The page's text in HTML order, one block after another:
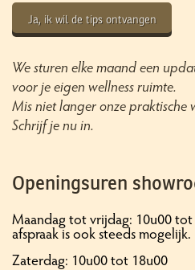
Ja, ik wil de tips ontvangen
We sturen elke maand een
voor je eigen wellness ruimte.
Mis niet langer onze praktische
Schrijf je nu in.
Openingsuren
Maandag tot vrijdag: 10u00
afspraak is ook steeds mogelijk.
Zaterdag: 10u00 tot 18u00